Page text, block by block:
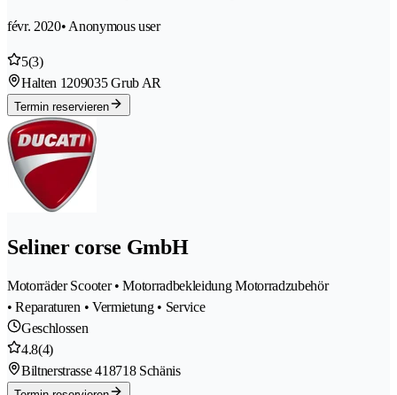
févr. 2020• Anonymous user
5(3)
Halten 1209035 Grub AR
Termin reservieren
Seliner corse GmbH
Motorräder Scooter • Motorradbekleidung Motorradzubehör
• Reparaturen • Vermietung • Service
Geschlossen
4.8(4)
Biltnerstrasse 418718 Schänis